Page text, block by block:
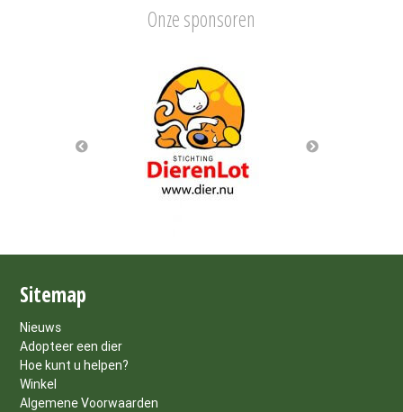
Onze sponsoren
Sitemap
Nieuws
Adopteer een dier
Hoe kunt u helpen?
Winkel
Algemene Voorwaarden